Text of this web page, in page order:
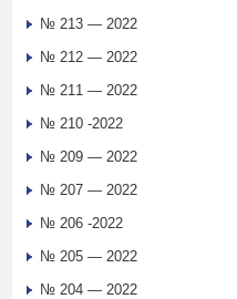
№ 213 — 2022
№ 212 — 2022
№ 211 — 2022
№ 210 -2022
№ 209 — 2022
№ 207 — 2022
№ 206 -2022
№ 205 — 2022
№ 204 — 2022